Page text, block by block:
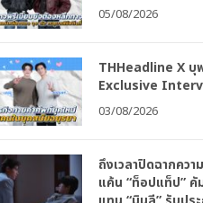
05/08/2026
THHeadline X บุ
Exclusive
03/08/2026
ถึงเวลาปิดฉากความ
แค้น “ท็อปแท็ป” คั